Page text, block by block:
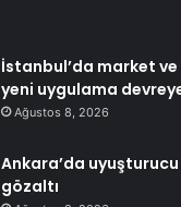
İstanbul’da market
yeni uygulama
Ağustos 8, 2026
Ankara’da uyuşturucu
gözaltı